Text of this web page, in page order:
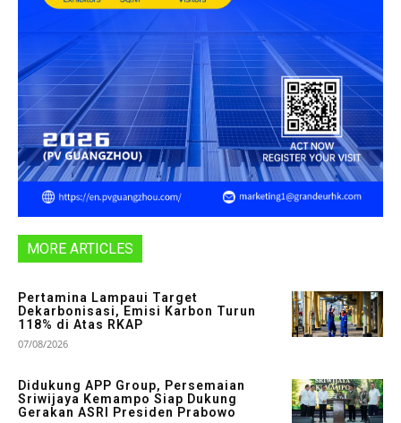
MORE ARTICLES
Pertamina Lampaui Target
Dekarbonisasi, Emisi Karbon Turun
118% di Atas RKAP
07/08/2026
Didukung APP Group, Persemaian
Sriwijaya Kemampo Siap Dukung
Gerakan ASRI Presiden Prabowo